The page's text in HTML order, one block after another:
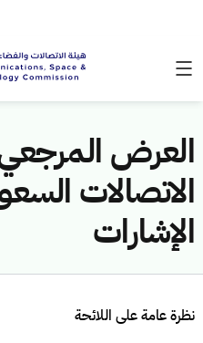
العرض
الإشارات
نظرة عامة على اللائحة